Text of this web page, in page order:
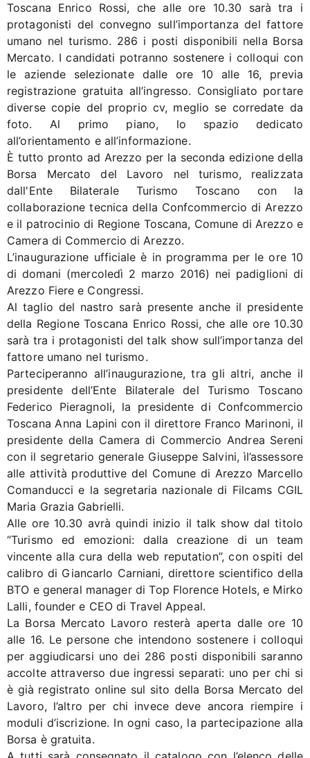
Toscana Enrico Rossi, che alle ore 10.30 sarà tra i
protagonisti del convegno sull’importanza del fattore
umano nel turismo. 286 i posti disponibili nella Borsa
Mercato. I candidati potranno sostenere i colloqui con
le aziende selezionate dalle ore 10 alle 16, previa
registrazione gratuita all’ingresso. Consigliato portare
diverse copie del proprio cv, meglio se corredate da
foto. Al primo piano, lo spazio dedicato
all’orientamento e all’informazione.
È tutto pronto ad Arezzo per la seconda edizione della
Borsa Mercato del Lavoro nel turismo, realizzata
dall'Ente Bilaterale Turismo Toscano con la
collaborazione tecnica della Confcommercio di Arezzo
e il patrocinio di Regione Toscana, Comune di Arezzo e
Camera di Commercio di Arezzo.
L’inaugurazione ufficiale è in programma per le ore 10
di domani (mercoledì 2 marzo 2016) nei padiglioni di
Arezzo Fiere e Congressi.
Al taglio del nastro sarà presente anche il presidente
della Regione Toscana Enrico Rossi, che alle ore 10.30
sarà tra i protagonisti del talk show sull’importanza del
fattore umano nel turismo.
Parteciperanno all’inaugurazione, tra gli altri, anche il
presidente dell’Ente Bilaterale del Turismo Toscano
Federico Pieragnoli, la presidente di Confcommercio
Toscana Anna Lapini con il direttore Franco Marinoni, il
presidente della Camera di Commercio Andrea Sereni
con il segretario generale Giuseppe Salvini, ìl’assessore
alle attività produttive del Comune di Arezzo Marcello
Comanducci e la segretaria nazionale di Filcams CGIL
Maria Grazia Gabrielli.
Alle ore 10.30 avrà quindi inizio il talk show dal titolo
“Turismo ed emozioni: dalla creazione di un team
vincente alla cura della web reputation”, con ospiti del
calibro di Giancarlo Carniani, direttore scientifico della
BTO e general manager di Top Florence Hotels, e Mirko
Lalli, founder e CEO di Travel Appeal.
La Borsa Mercato Lavoro resterà aperta dalle ore 10
alle 16. Le persone che intendono sostenere i colloqui
per aggiudicarsi uno dei 286 posti disponibili saranno
accolte attraverso due ingressi separati: uno per chi si
è già registrato online sul sito della Borsa Mercato del
Lavoro, l’altro per chi invece deve ancora riempire i
moduli d’iscrizione. In ogni caso, la partecipazione alla
Borsa è gratuita.